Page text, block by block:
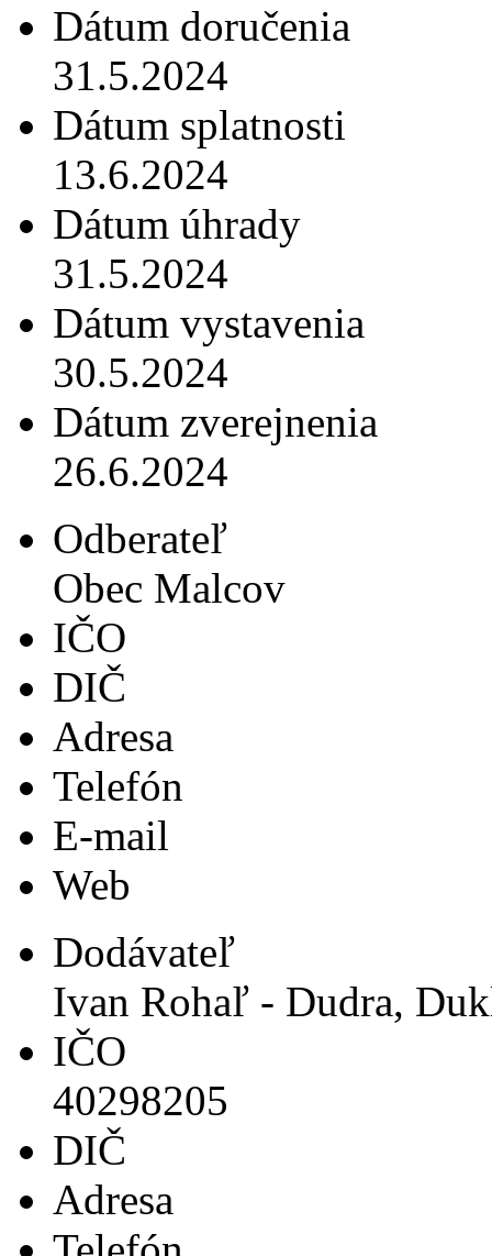
Dátum doručenia
31.5.2024
Dátum splatnosti
13.6.2024
Dátum úhrady
31.5.2024
Dátum vystavenia
30.5.2024
Dátum zverejnenia
26.6.2024
Odberateľ
Obec Malcov
IČO
DIČ
Adresa
Telefón
E-mail
Web
Dodávateľ
Ivan Rohaľ - Dudra,
IČO
40298205
DIČ
Adresa